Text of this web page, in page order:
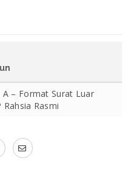
A – Format Surat Luar
Rahsia Rasmi